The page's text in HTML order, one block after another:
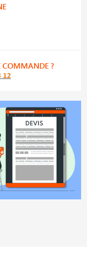
COMMANDE ?
12